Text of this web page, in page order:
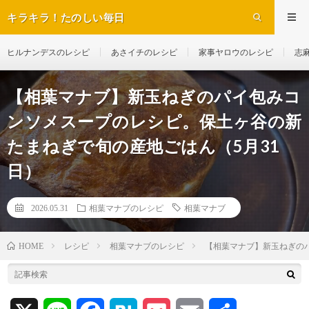
キラキラ！たのしい毎日
ヒルナンデスのレシピ あさイチのレシピ 家事ヤロウのレシピ 志
【相葉マナブ】新玉ねぎのパイ包みコ
ンソメスープのレシピ。保土ヶ谷の新
たまねぎで旬の産地ごはん（5月31
日）
2026.05.31 相葉マナブのレシピ 相葉マナブ
HOME レシピ 相葉マナブのレシピ 【相葉マナブ】新玉ねぎ